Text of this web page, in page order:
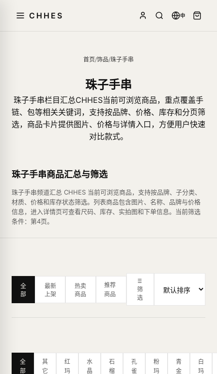
CHHES 中
首页/饰品/珠子手串
珠子手串
珠子手串栏目汇总CHHES当前可浏览商品，重点覆盖手
链、包等相关关键词，支持按品牌、价格、库存和分页筛
选，商品卡片提供图片、价格与详情入口，方便用户快速
对比款式。
珠子手串商品汇总与筛选
珠子手串频道汇总 CHHES 当前可浏览商品，支持按品牌、子分类、
材质、价格和库存状态筛选。列表商品包含图片、名称、品牌与价格
信息，进入详情页可查看尺码、库存、实拍图和下单信息。当前筛选
条件：第4页。
全
部
最新
上架
热卖
商品
推荐
商品
筛
选
全
部
其
它
红
玛
水
晶
石
榴
孔
雀
粉
玛
青
金
白
玛